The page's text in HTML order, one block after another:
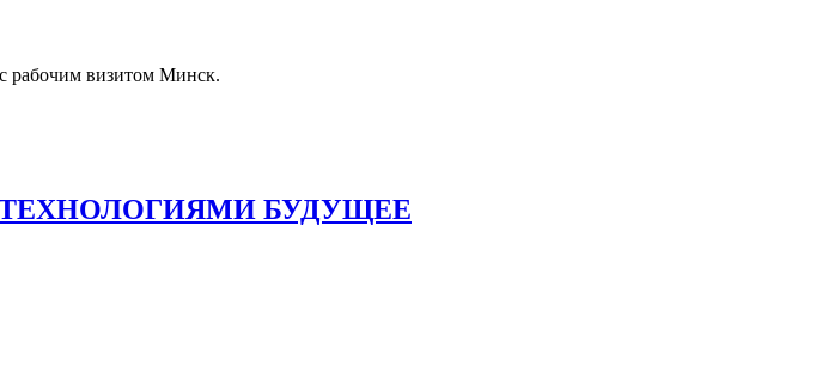
рабочим визитом Минск.
БУДУЩЕЕ